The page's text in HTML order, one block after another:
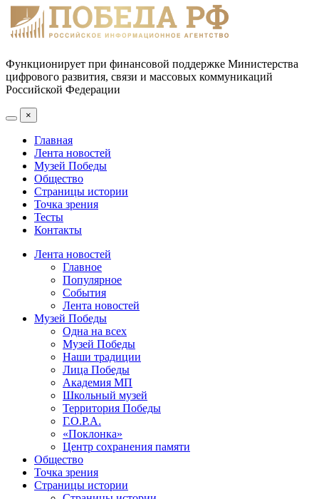
Функционирует при финансовой поддержке Министерства
цифрового развития, связи и массовых коммуникаций
Российской Федерации
×
Главная
Лента новостей
Музей Победы
Общество
Страницы истории
Точка зрения
Тесты
Контакты
Лента новостей
Главное
Популярное
События
Лента новостей
Музей Победы
Одна на всех
Музей Победы
Наши традиции
Лица Победы
Академия МП
Школьный музей
Территория Победы
Г.О.Р.А.
«Поклонка»
Центр сохранения памяти
Общество
Точка зрения
Страницы истории